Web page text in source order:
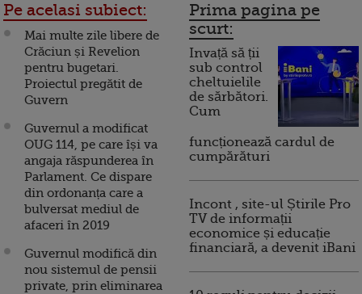
Pe acelasi subiect:
Mai multe zile libere de
Crăciun și Revelion
pentru bugetari.
Proiectul pregătit de
Guvern
Guvernul a modificat
OUG 114, pe care își va
angaja răspunderea în
Parlament. Ce dispare
din ordonanța care a
bulversat mediul de
afaceri în 2019
Guvernul modifică din
nou sistemul de pensii
private, prin eliminarea
Prima pagina pe
scurt:
Invață să ții
sub control
cheltuielile
de sărbători.
Cum
funcționează cardul de
cumpărături
Incont , site-ul Știrile Pro
TV de informații
economice și educație
financiară, a devenit iBani